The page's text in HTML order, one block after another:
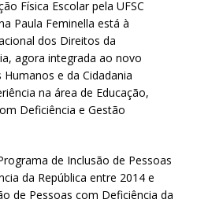
Física Escolar pela UFSC
Paula Feminella está à
dos Direitos da
agora integrada ao novo
e da Cidadania
na área de Educação,
Deficiência e Gestão
de Inclusão de Pessoas
da República entre 2014 e
de Pessoas com Deficiência da